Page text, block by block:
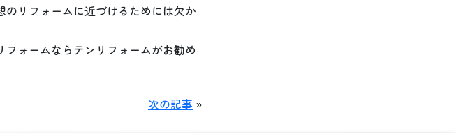
リフォームに近づけるためには欠か
ォームならテンリフォームがお勧め
次の記事 »